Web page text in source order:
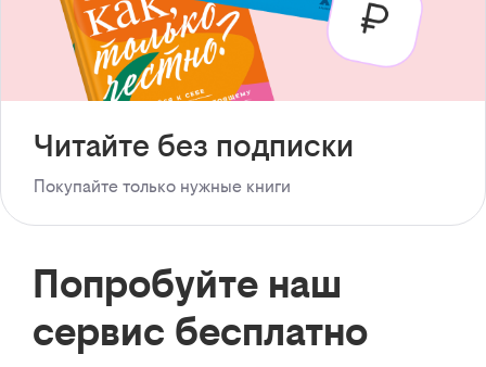
Читайте без подписки
Покупайте только нужные книги
Попробуйте наш
сервис бесплатно